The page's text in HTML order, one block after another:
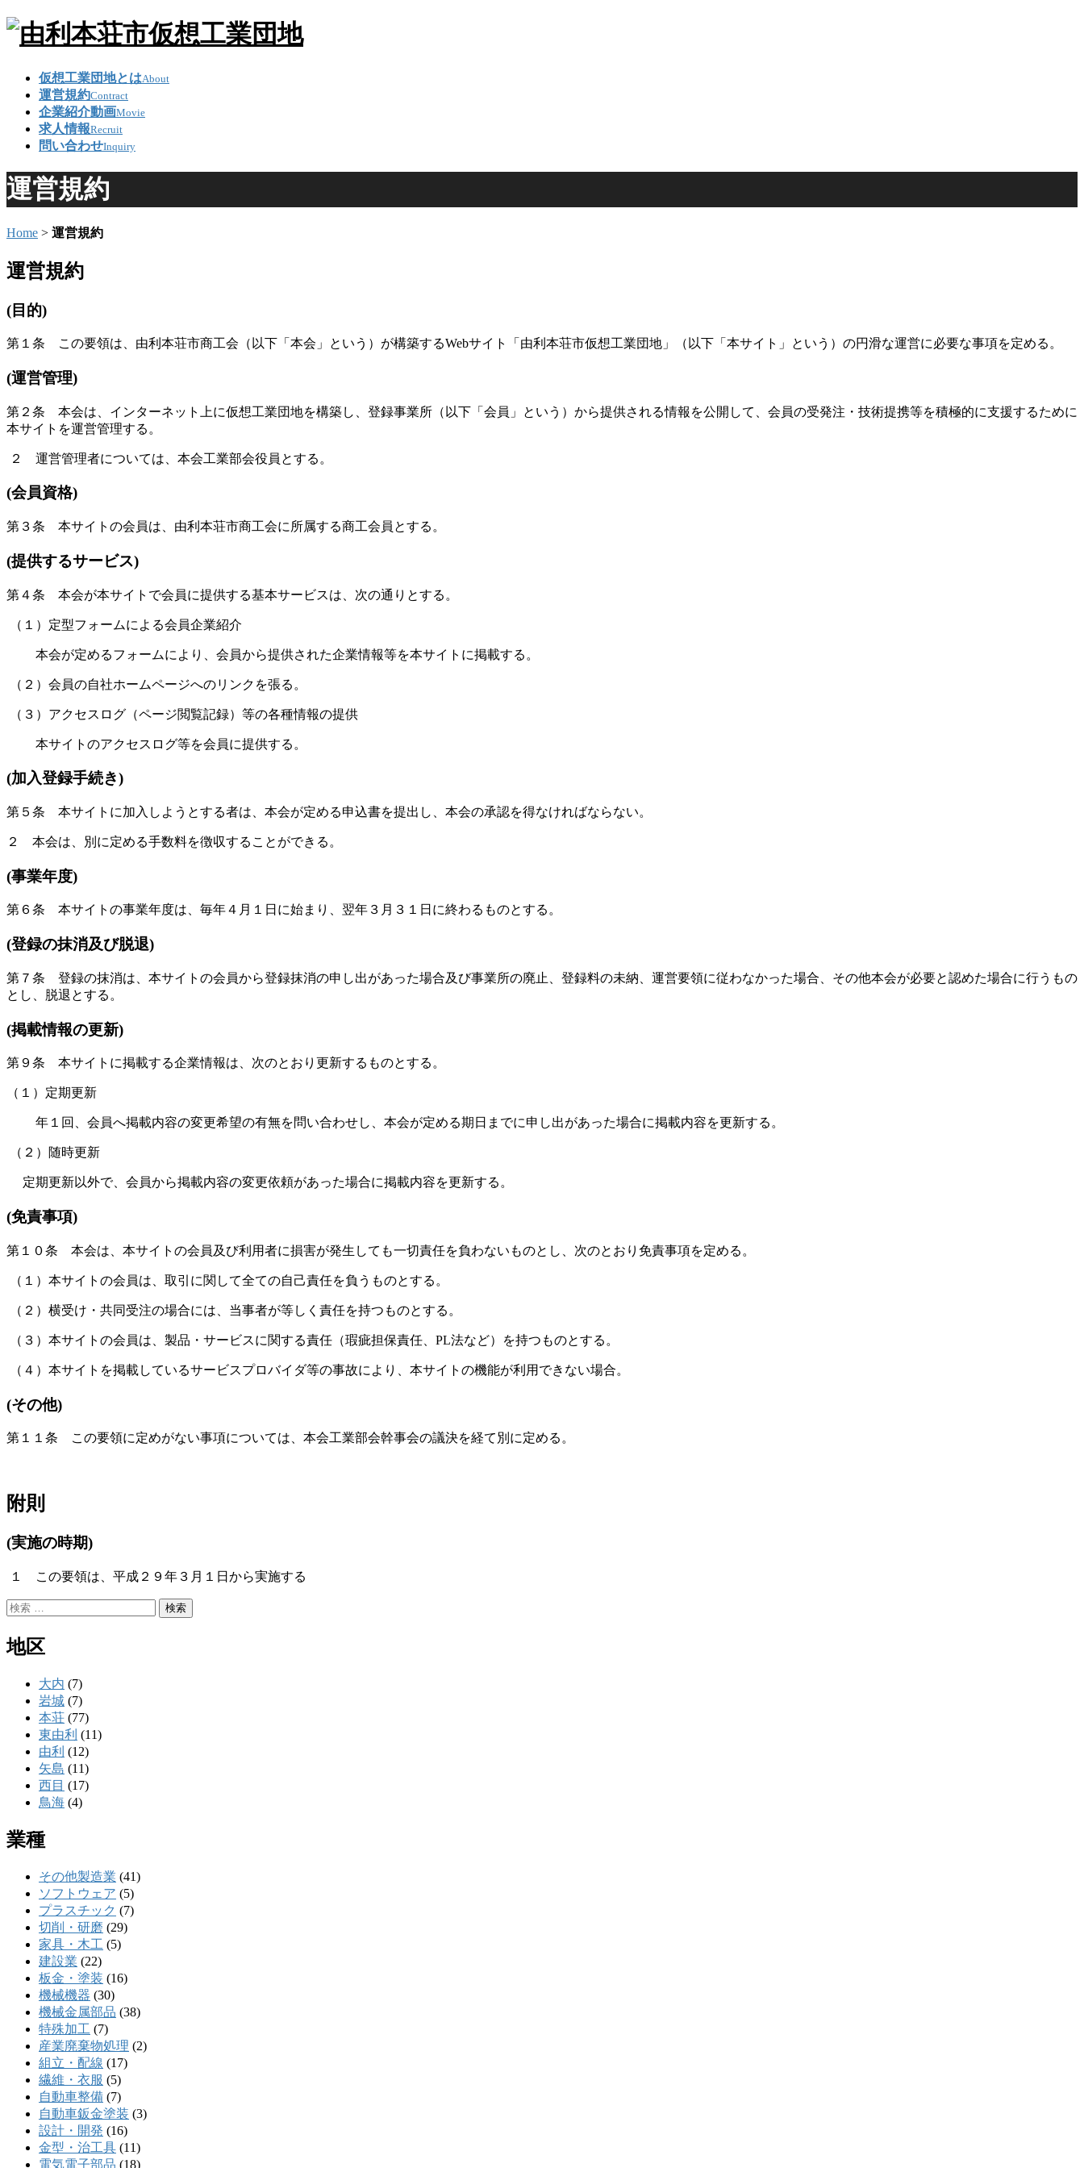
仮想工業団地とはAbout
運営規約Contract
企業紹介動画Movie
求人情報Recruit
問い合わせInquiry
運営規約
Home > 運営規約
運営規約
(目的)
第１条 この要領は、由利本荘市商工会（以下「本会」という）が構築するWebサイト「由利本荘市仮想工業団地」（以下「本サイト」という）の円滑な運営に必要な事項を定める。
(運営管理)
第２条 本会は、インターネット上に仮想工業団地を構築し、登録事業所（以下「会員」という）から提供される情報を公開して、会員の受発注・技術提携等を積極的に支援するために
本サイトを運営管理する。
２ 運営管理者については、本会工業部会役員とする。
(会員資格)
第３条 本サイトの会員は、由利本荘市商工会に所属する商工会員とする。
(提供するサービス)
第４条 本会が本サイトで会員に提供する基本サービスは、次の通りとする。
（１）定型フォームによる会員企業紹介
本会が定めるフォームにより、会員から提供された企業情報等を本サイトに掲載する。
（２）会員の自社ホームページへのリンクを張る。
（３）アクセスログ（ページ閲覧記録）等の各種情報の提供
本サイトのアクセスログ等を会員に提供する。
(加入登録手続き)
第５条 本サイトに加入しようとする者は、本会が定める申込書を提出し、本会の承認を得なければならない。
２ 本会は、別に定める手数料を徴収することができる。
(事業年度)
第６条 本サイトの事業年度は、毎年４月１日に始まり、翌年３月３１日に終わるものとする。
(登録の抹消及び脱退)
第７条 登録の抹消は、本サイトの会員から登録抹消の申し出があった場合及び事業所の廃止、登録料の未納、運営要領に従わなかった場合、その他本会が必要と認めた場合に行うもの
とし、脱退とする。
(掲載情報の更新)
第９条 本サイトに掲載する企業情報は、次のとおり更新するものとする。
（１）定期更新
年１回、会員へ掲載内容の変更希望の有無を問い合わせし、本会が定める期日までに申し出があった場合に掲載内容を更新する。
（２）随時更新
定期更新以外で、会員から掲載内容の変更依頼があった場合に掲載内容を更新する。
(免責事項)
第１０条 本会は、本サイトの会員及び利用者に損害が発生しても一切責任を負わないものとし、次のとおり免責事項を定める。
（１）本サイトの会員は、取引に関して全ての自己責任を負うものとする。
（２）横受け・共同受注の場合には、当事者が等しく責任を持つものとする。
（３）本サイトの会員は、製品・サービスに関する責任（瑕疵担保責任、PL法など）を持つものとする。
（４）本サイトを掲載しているサービスプロバイダ等の事故により、本サイトの機能が利用できない場合。
(その他)
第１１条 この要領に定めがない事項については、本会工業部会幹事会の議決を経て別に定める。
附則
(実施の時期)
１ この要領は、平成２９年３月１日から実施する
検
地区
大内 (7)
岩城 (7)
本荘 (77)
東由利 (11)
由利 (12)
矢島 (11)
西目 (17)
鳥海 (4)
業種
その他製造業 (41)
ソフトウェア (5)
プラスチック (7)
切削・研磨 (29)
家具・木工 (5)
建設業 (22)
板金・塗装 (16)
機械機器 (30)
機械金属部品 (38)
特殊加工 (7)
産業廃棄物処理 (2)
組立・配線 (17)
繊維・衣服 (5)
自動車整備 (7)
自動車鈑金塗装 (3)
設計・開発 (16)
金型・治工具 (11)
電気電子部品 (18)